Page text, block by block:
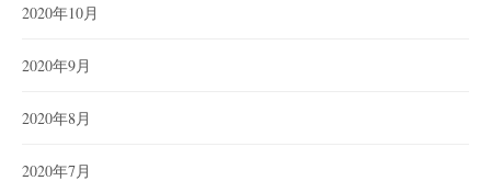
2020年10月
2020年9月
2020年8月
2020年7月